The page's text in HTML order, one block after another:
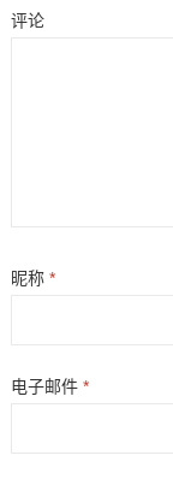
评论
昵称 *
电子邮件 *